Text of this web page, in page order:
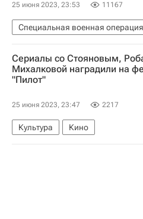
25 июня 2023, 23:53 11167
Специальная военная
В мире
Украина Израиль
Сергей Лавров
Биньямин
Владимир Путин
Сериалы со Стояновым,
Михалковой наградили на
"Пилот"
25 июня 2023, 23:47 2217
Культура Кино